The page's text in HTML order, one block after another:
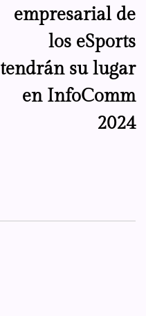
empresarial de
los eSports
tendrán su lugar
en InfoComm
2024